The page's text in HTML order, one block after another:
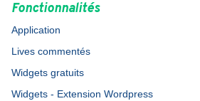
Fonctionnalités
Application
Lives commentés
Widgets gratuits
Widgets - Extension Wordpress